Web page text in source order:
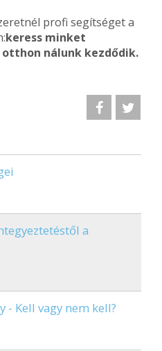
profi segítséget a
keress minket
nálunk kezdődik.
a
- Kell vagy nem kell?